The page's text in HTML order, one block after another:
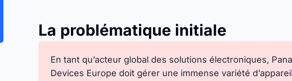
La problématique initiale
En tant qu’acteur global des solutions électroniques,
Devices Europe doit gérer une immense variété